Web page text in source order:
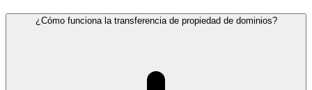
¿Cómo funciona la transferencia de propiedad de dominios?